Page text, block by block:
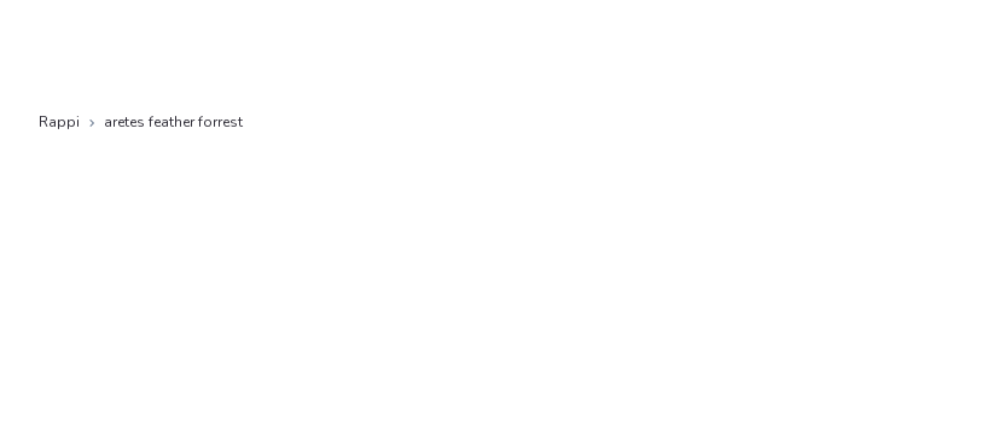
Rappi aretes feather forrest